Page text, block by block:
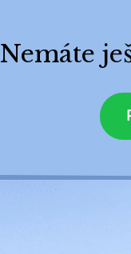
Nemáte